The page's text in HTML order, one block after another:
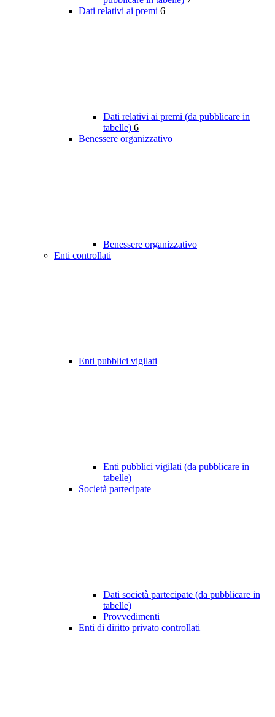
Dati relativi ai premi 6
Dati relativi ai premi (da pubblicare in
tabelle) 6
Benessere organizzativo
Benessere organizzativo
Enti controllati
Enti pubblici vigilati
Enti pubblici vigilati (da pubblicare in
tabelle)
Società partecipate
Dati società partecipate (da pubblicare in
tabelle)
Provvedimenti
Enti di diritto privato controllati